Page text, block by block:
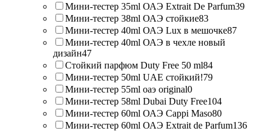
Мини-тестер 35ml ОАЭ Extrait De Parfum39
Мини-тестер 38ml ОАЭ стойкие83
Мини-тестер 40ml ОАЭ Lux в мешочке87
Мини-тестер 40ml ОАЭ в чехле новый
дизайн47
Стойкий парфюм Duty Free 50 ml84
Мини-тестер 50ml UAE стойкий!79
Мини-тестер 55ml оаэ original0
Мини-тестер 58ml Dubai Duty Free104
Мини-тестер 60ml ОАЭ Cappi Maso80
Мини-тестер 60ml ОАЭ Extrait de Parfum136